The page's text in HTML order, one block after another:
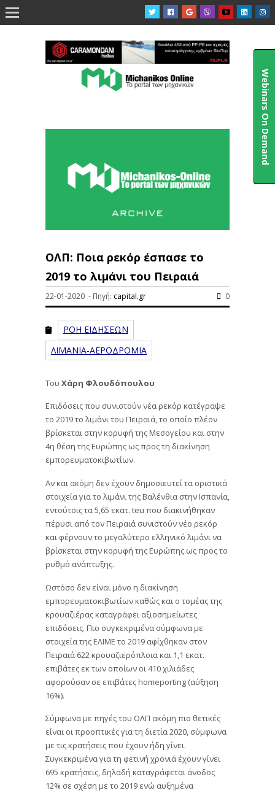

ΟΛΠ: Ποια ρεκόρ έσπασε το
2019 το λιμάνι του Πειραιά
22-01-2020 - Πηγή: capital.gr 0
ΡΟΗ ΕΙΔΗΣΕΩΝ
ΛΙΜΑΝΙΑ-ΑΕΡΟΔΡΟΜΙΑ
Του Χάρη Φλουδόπουλου
Επιδόσεις που συνιστούν νέα ρεκόρ κατέγραψε
το 2019 το λιμάνι του Πειραιά, το οποίο πλέον
βρίσκεται στην κορυφή της Μεσογείου και στην
4η θέση της Ευρώπης ως προς τη διακίνηση
εμπορευματοκιβωτίων.
Αν και ακόμη δεν έχουν δημοσιευτεί τα οριστικά
στοιχεία για το λιμάνι της Βαλένθια στην Ισπανία,
εντούτοις τα 5,65 εκατ. teu που διακινήθηκαν
πέρυσι από τον Πειραιά συνιστούν νέο ρεκόρ
και φέρνουν το μεγαλύτερο ελληνικό λιμάνι να
βρίσκεται στην κορυφή της Ευρώπης ως προς το
ρυθμό ανάπτυξης.
Ωστόσο δεν είναι μόνο η διακίνηση
εμπορευματοκιβωτίων καθώς και ο τομέας της
κρουαζιέρας καταγράφει αξιοσημείωτες
επιδόσεις. Πιο συγκεκριμένα σύμφωνα με
στοιχεία της ΕΛΙΜΕ το 2019 αφίχθηκαν στον
Πειραιά 622 κρουαζιερόπλοια και 1,1 εκατ.
επιβάτες εκ των οποίων οι 410 χιλιάδες
αφορούσαν σε επιβάτες homeporting (αύξηση
16%).
Σύμφωνα με πηγές του ΟΛΠ ακόμη πιο θετικές
είναι οι προοπτικές για τη διετία 2020, σύμφωνα
με τις κρατήσεις που έχουν ήδη γίνει.
Συγκεκριμένα για τη φετινή χρονιά έχουν γίνει
695 κρατήσεις, δηλαδή καταγράφεται άνοδος
12% σε σχέση με το 2019 ενώ αυξημένα
Webinars On Demand